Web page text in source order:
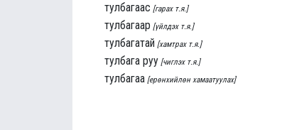
тулбагаас [гарах т.я.]
тулбагаар [үйлдэх т.я.]
тулбагатай [хамтрах т.я.]
тулбага руу [чиглэх т.я.]
тулбагаа [ерөнхийлөн хамаатуулах]